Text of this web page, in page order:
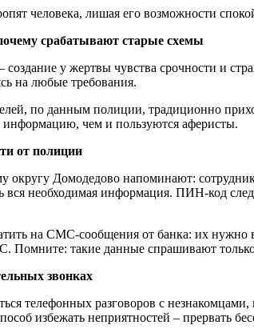
человека, лишая его возможности
срабатывают старые схемы
у жертвы чувства срочности и
на любые требования.
по данным полиции, традиционно
чем и пользуются аферисты.
от полиции
Домодедово напоминают:
вся необходимая информация. ПИН-код
на СМС-сообщения от банка: их нужно
Помните: такие данные спрашивают
звонках
телефонных разговоров с
избежать неприятностей – прервать